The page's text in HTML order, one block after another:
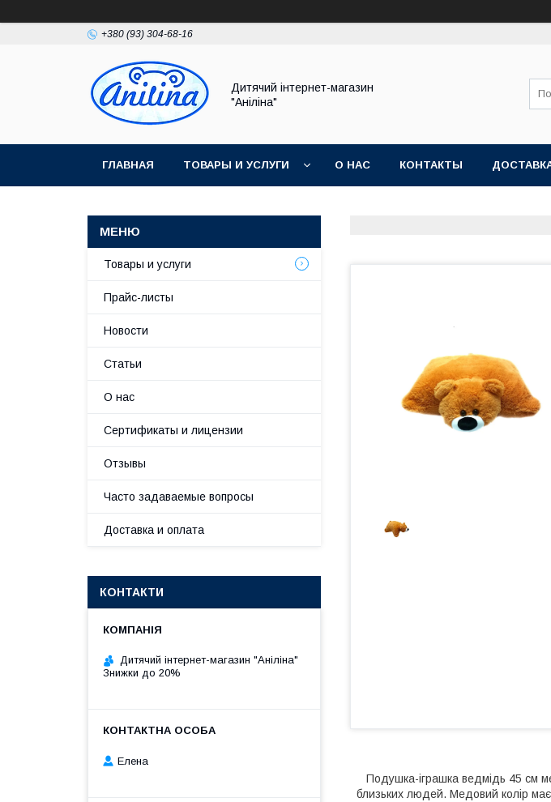
+380 (93) 304-68-16
Дитячий інтернет-магазин
"Аніліна"
ГЛАВНАЯ ТОВАРЫ И УСЛУГИ О НАС КОНТАКТЫ
Подушка-іграшка ведмідь 45 см
близьких людей. Медовий колір має
Товары и услуги
Прайс-листы
Новости
Статьи
О нас
Сертификаты и лицензии
Отзывы
Часто задаваемые вопросы
Доставка и оплата
КОНТАКТИ
Дитячий інтернет-магазин "Аніліна"
Знижки до 20%
Елена